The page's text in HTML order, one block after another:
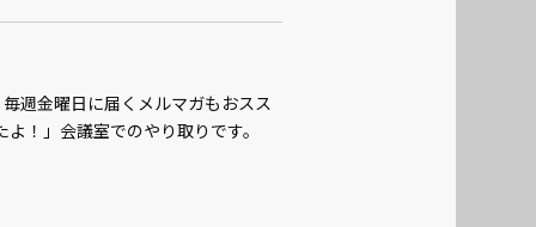
週金曜日に届くメルマガもおスス
！」会議室でのやり取りです。